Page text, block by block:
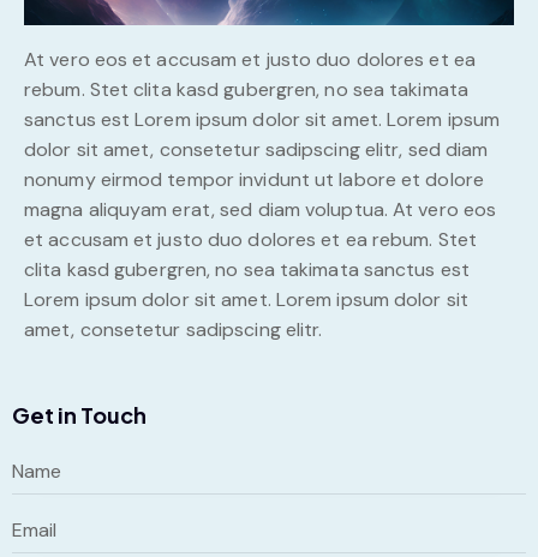
At vero eos et accusam et justo duo dolores et ea
rebum. Stet clita kasd gubergren, no sea takimata
sanctus est Lorem ipsum dolor sit amet. Lorem ipsum
dolor sit amet, consetetur sadipscing elitr, sed diam
nonumy eirmod tempor invidunt ut labore et dolore
magna aliquyam erat, sed diam voluptua. At vero eos
et accusam et justo duo dolores et ea rebum. Stet
clita kasd gubergren, no sea takimata sanctus est
Lorem ipsum dolor sit amet. Lorem ipsum dolor sit
amet, consetetur sadipscing elitr.
Get in Touch